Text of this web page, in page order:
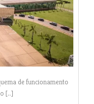
de funcionamento
[…]